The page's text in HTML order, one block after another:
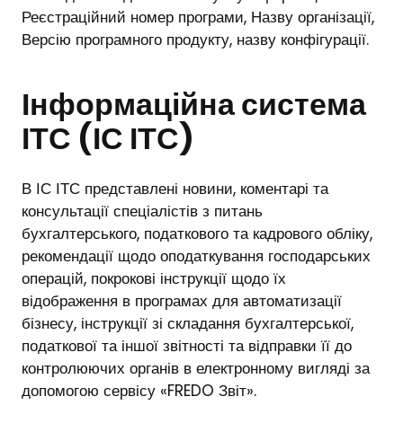
Реєстраційний номер програми, Назву організації,
Версію програмного продукту, назву конфігурації.
Інформаційна система
ІТС (ІС ІТС)
В ІС ІТС представлені новини, коментарі та
консультації спеціалістів з питань
бухгалтерського, податкового та кадрового обліку,
рекомендації щодо оподаткування господарських
операцій, покрокові інструкції щодо їх
відображення в програмах для автоматизації
бізнесу, інструкції зі складання бухгалтерської,
податкової та іншої звітності та відправки її до
контролюючих органів в електронному вигляді за
допомогою сервісу «FREDO Звіт».